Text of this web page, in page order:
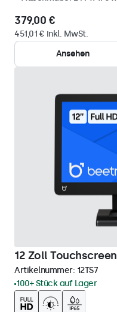
379,00 €
451,01 € inkl. MwSt.
Ansehen
12 Zoll Touchscreen
Artikelnummer: 12TS7
100+ Stück auf Lager